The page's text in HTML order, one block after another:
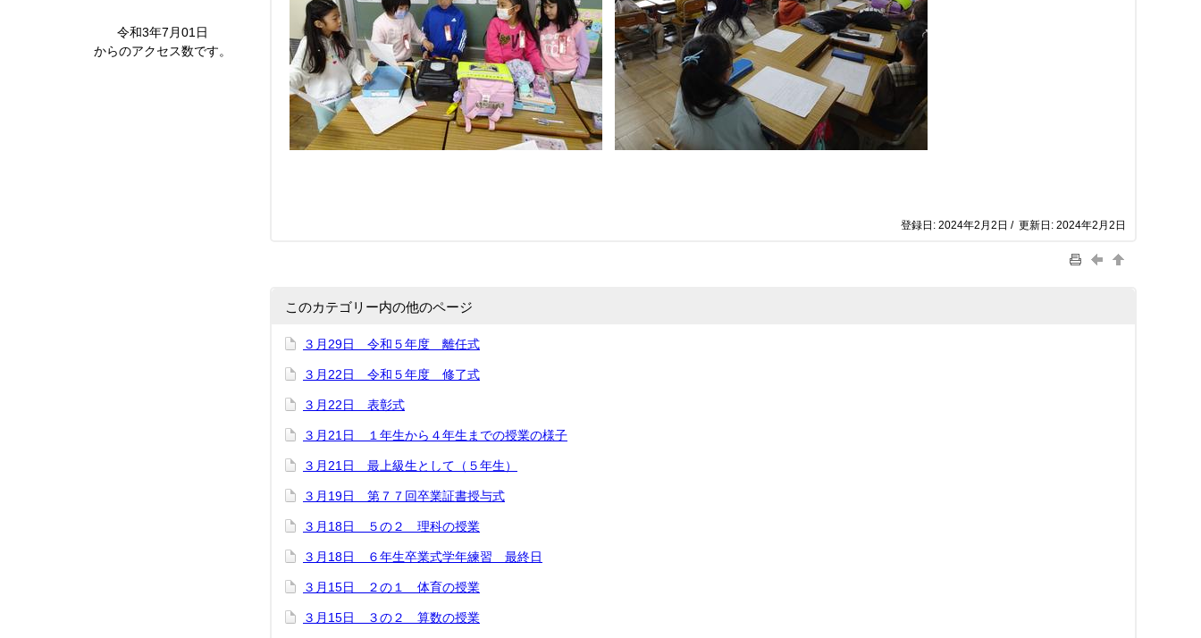
令和3年7月01日
からのアクセス数です。
登録日: 2024年2月2日 / 更新日: 2024年2月2日
このカテゴリー内の他のページ
３月29日 令和５年度 離任式
３月22日 令和５年度 修了式
３月22日 表彰式
３月21日 １年生から４年生までの授業の様子
３月21日 最上級生として（５年生）
３月19日 第７７回卒業証書授与式
３月18日 ５の２ 理科の授業
３月18日 ６年生卒業式学年練習 最終日
３月15日 ２の１ 体育の授業
３月15日 ３の２ 算数の授業